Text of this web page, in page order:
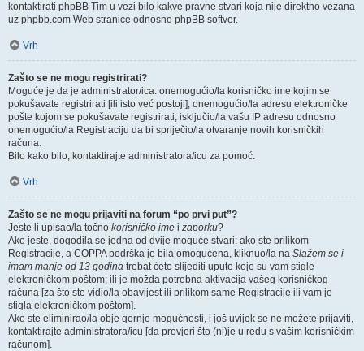
kontaktirati phpBB Tim u vezi bilo kakve pravne stvari koja nije direktno vezana
uz phpbb.com Web stranice odnosno phpBB softver.
Vrh
Zašto se ne mogu registrirati?
Moguće je da je administrator/ica: onemogućio/la korisničko ime kojim se
pokušavate registrirati [ili isto već postoji], onemogućio/la adresu elektroničke
pošte kojom se pokušavate registrirati, isključio/la vašu IP adresu odnosno
onemogućio/la Registraciju da bi spriječio/la otvaranje novih korisničkih
računa.
Bilo kako bilo, kontaktirajte administratora/icu za pomoć.
Vrh
Zašto se ne mogu prijaviti na forum “po prvi put”?
Jeste li upisao/la točno korisničko ime i zaporku?
Ako jeste, dogodila se jedna od dvije moguće stvari: ako ste prilikom
Registracije, a COPPA podrška je bila omogućena, kliknuo/la na Slažem se i
imam manje od 13 godina trebat ćete slijediti upute koje su vam stigle
elektroničkom poštom; ili je možda potrebna aktivacija vašeg korisničkog
računa [za što ste vidio/la obavijest ili prilikom same Registracije ili vam je
stigla elektroničkom poštom].
Ako ste eliminirao/la obje gornje mogućnosti, i još uvijek se ne možete prijaviti,
kontaktirajte administratora/icu [da provjeri što (ni)je u redu s vašim korisničkim
računom].